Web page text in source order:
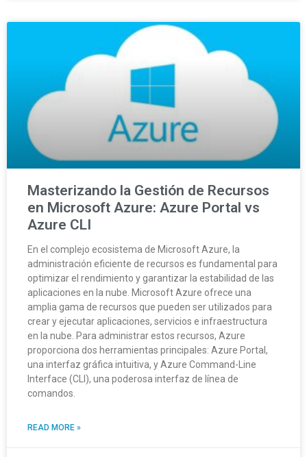
Masterizando la Gestión de Recursos
en Microsoft Azure: Azure Portal vs
Azure CLI
En el complejo ecosistema de Microsoft Azure, la
administración eficiente de recursos es fundamental para
optimizar el rendimiento y garantizar la estabilidad de las
aplicaciones en la nube. Microsoft Azure ofrece una
amplia gama de recursos que pueden ser utilizados para
crear y ejecutar aplicaciones, servicios e infraestructura
en la nube. Para administrar estos recursos, Azure
proporciona dos herramientas principales: Azure Portal,
una interfaz gráfica intuitiva, y Azure Command-Line
Interface (CLI), una poderosa interfaz de línea de
comandos.
READ MORE »